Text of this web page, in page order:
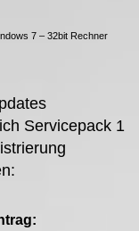
7 – 32bit Rechner
Servicepack 1